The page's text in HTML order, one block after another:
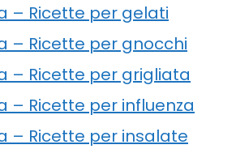
– Ricette per gelati
– Ricette per gnocchi
– Ricette per grigliata
– Ricette per influenza
– Ricette per insalate